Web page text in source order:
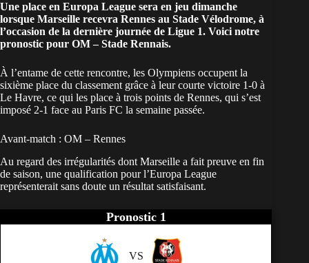
Une place en Europa League sera en jeu dimanche
lorsque Marseille recevra Rennes au Stade Vélodrome, à
l’occasion de la dernière journée de Ligue 1. Voici notre
pronostic pour OM – Stade Rennais.
À l’entame de cette rencontre, les Olympiens occupent la
sixième place du classement grâce à leur courte victoire 1-0 à
Le Havre, ce qui les place à trois points de Rennes, qui s’est
imposé 2-1 face au Paris FC la semaine passée.
Avant-match : OM – Rennes
Au regard des irrégularités dont Marseille a fait preuve en fin
de saison, une qualification pour l’Europa League
représenterait sans doute un résultat satisfaisant.
Pronostic 1
VS